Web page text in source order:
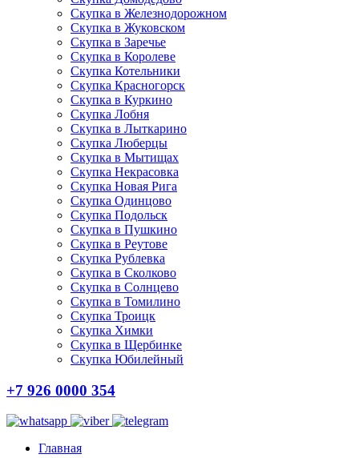
Скупка в Железнодорожном
Скупка в Жуковском
Скупка в Заречье
Скупка в Королеве
Скупка Котельники
Скупка Красногорск
Скупка в Куркино
Скупка Лобня
Скупка в Лыткарино
Скупка Люберцы
Скупка в Мытищах
Скупка Некрасовка
Скупка Новая Рига
Скупка Одинцово
Скупка Подольск
Скупка в Пушкино
Скупка в Реутове
Скупка Рублевка
Скупка в Сколково
Скупка в Солнцево
Скупка в Томилино
Скупка Троицк
Скупка Химки
Скупка в Щербинке
Скупка Юбилейный
+7 926 0000 354
Главная